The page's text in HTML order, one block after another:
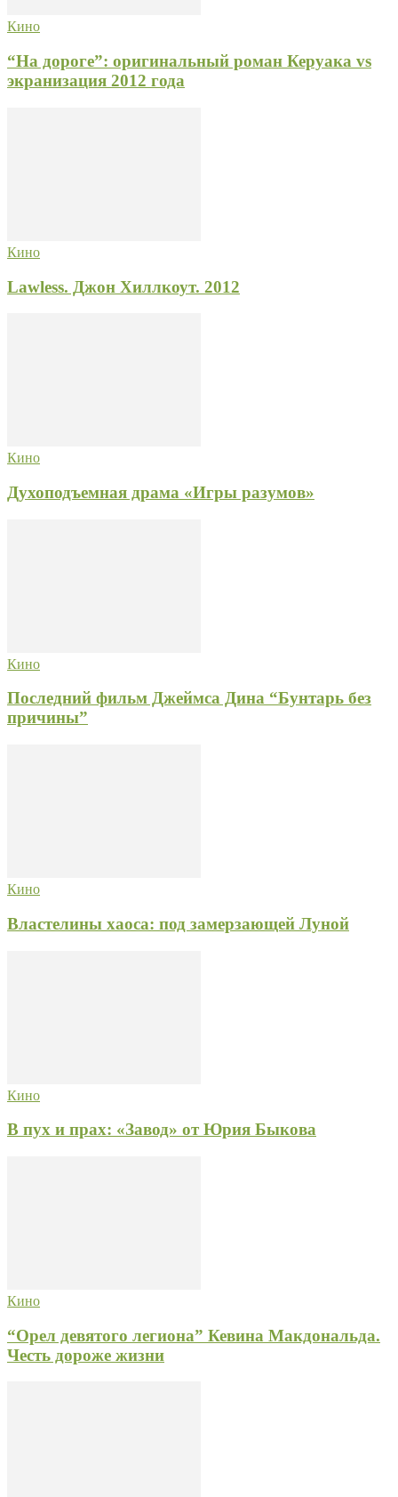
Кино
“На дороге”: оригинальный роман Керуака vs
экранизация 2012 года
Кино
Lawless. Джон Хиллкоут. 2012
Кино
Духоподъемная драма «Игры разумов»
Кино
Последний фильм Джеймса Дина “Бунтарь без
причины”
Кино
Властелины хаоса: под замерзающей Луной
Кино
В пух и прах: «Завод» от Юрия Быкова
Кино
“Орел девятого легиона” Кевина Макдональда.
Честь дороже жизни